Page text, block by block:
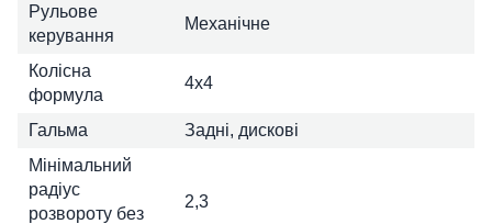
Рульове
керування
Механічне
Колісна
формула
4х4
Гальма
Задні, дискові
Мінімальний
радіус
розвороту без
2,3